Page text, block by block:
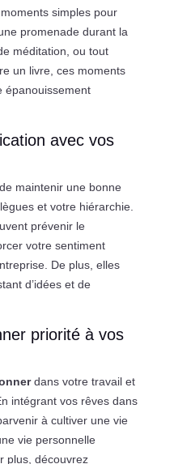
simples pour
promenade durant la
méditation, ou tout
un livre, ces moments
épanouissement
avec vos
maintenir une bonne
et votre hiérarchie.
prévenir le
votre sentiment
De plus, elles
d’idées et de
priorité à vos
dans votre travail et
intégrant vos rêves dans
à cultiver une vie
vie personnelle
plus, découvrez